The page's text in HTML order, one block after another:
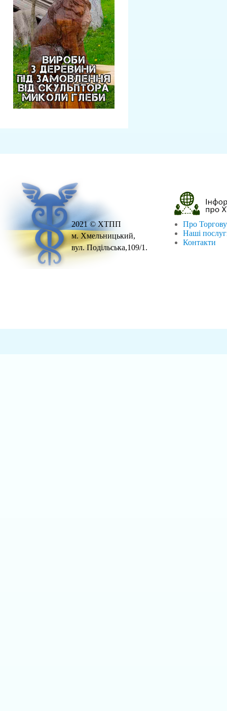
2021 © ХТПП
м. Хмельницький,
вул. Подільська,109/1.
Про
Наші
Контакти